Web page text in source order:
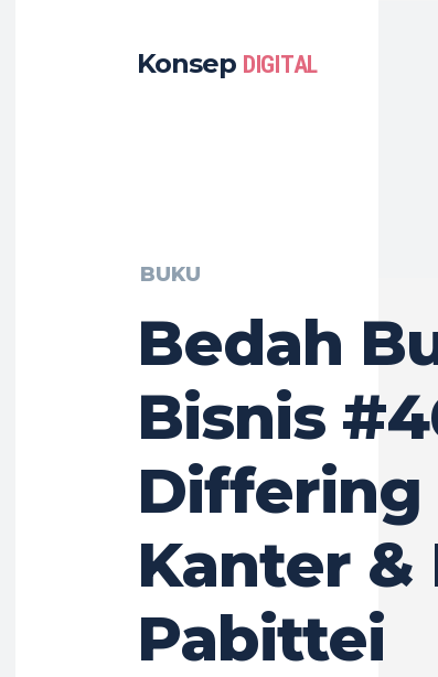
Konsep DIGITAL
BUKU
Bedah
Bisnis
Differing
Kanter &
Pabittei